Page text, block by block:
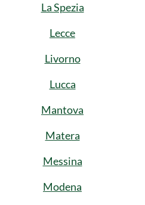
La Spezia
Lecce
Livorno
Lucca
Mantova
Matera
Messina
Modena